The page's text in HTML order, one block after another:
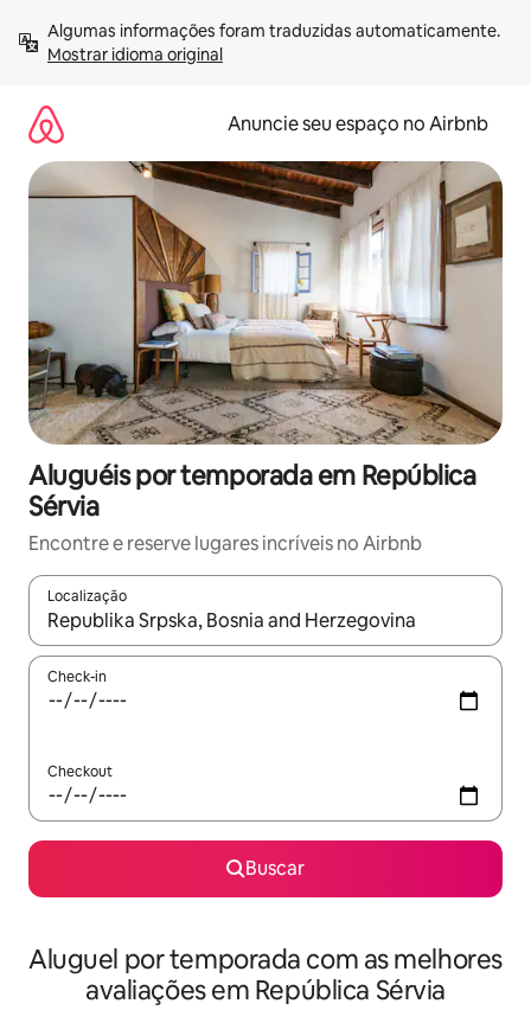
para
Mostrar idioma original
Anuncie seu espaço no Airbnb
Aluguéis por temporada em República
Sérvia
Encontre e reserve lugares incríveis no Airbnb
Localização
Quando os resultados estiverem disponíveis, explore-os
Check-in
Checkout
Buscar
Aluguel por temporada com as melhores
avaliações em República Sérvia